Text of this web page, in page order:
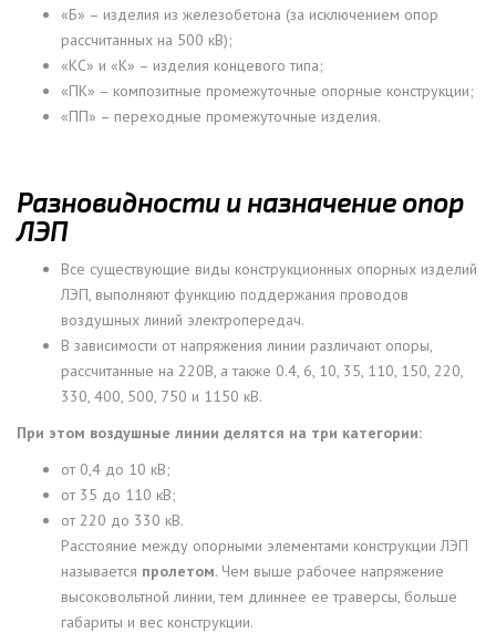
«Б» – изделия из железобетона (за исключением опор
рассчитанных на 500 кВ);
«КС» и «К» – изделия концевого типа;
«ПК» – композитные промежуточные опорные конструкции;
«ПП» – переходные промежуточные изделия.
Разновидности и назначение опор
ЛЭП
Все существующие виды конструкционных опорных изделий
ЛЭП, выполняют функцию поддержания проводов
воздушных линий электропередач.
В зависимости от напряжения линии различают опоры,
рассчитанные на 220В, а также 0.4, 6, 10, 35, 110, 150, 220,
330, 400, 500, 750 и 1150 кВ.
При этом воздушные линии делятся на три категории:
от 0,4 до 10 кВ;
от 35 до 110 кВ;
от 220 до 330 кВ.
Расстояние между опорными элементами конструкции ЛЭП
называется пролетом. Чем выше рабочее напряжение
высоковольтной линии, тем длиннее ее траверсы, больше
габариты и вес конструкции.